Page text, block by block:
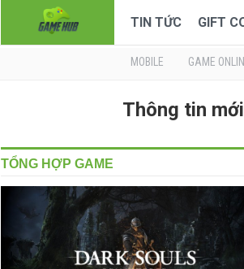
TIN TỨC GIFT
MOBILE GAME
Thông tin
TỔNG HỢP GAME